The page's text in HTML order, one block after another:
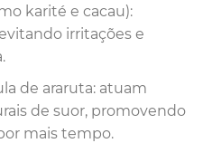
karité e cacau):
irritações e
de araruta: atuam
de suor, promovendo
mais tempo.